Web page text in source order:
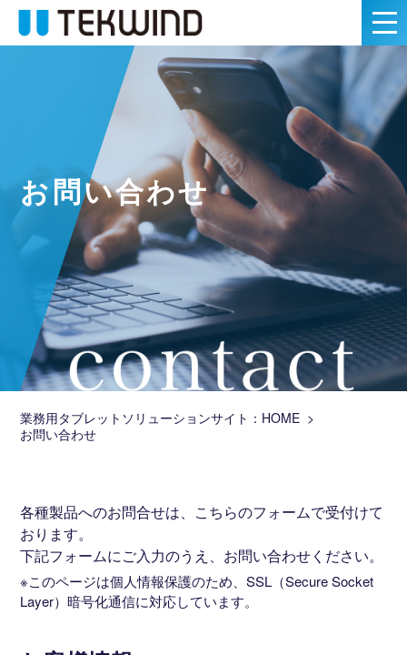
お問い合わせ
業務用タブレットソリューションサイト：HOME
お問い合わせ
各種製品へのお問合せは、こちらのフォームで受付けて
おります。
下記フォームにご入力のうえ、お問い合わせください。
※このページは個人情報保護のため、SSL（Secure Socket
Layer）暗号化通信に対応しています。